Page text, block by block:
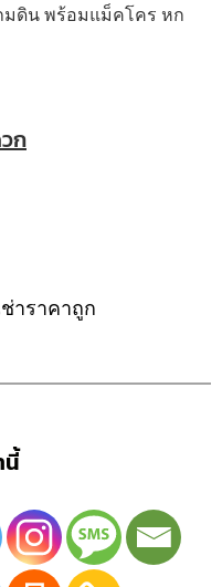
มดิน พร้อมแม็คโคร หก
ก
าราคาถูก
นี้